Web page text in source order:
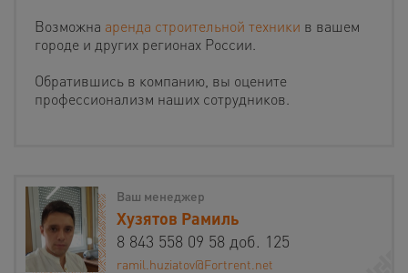
Возможна аренда строительной техники в вашем
городе и других регионах России.
Обратившись в компанию, вы оцените
профессионализм наших сотрудников.
Ваш менеджер
Хузятов Рамиль
8 843 558 09 58 доб. 125
ramil.huziatov@Fortrent.net